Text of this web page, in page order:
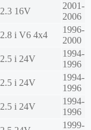
2.3 16V
2001-
2006
2.8 i V6 4x4
1996-
2000
2.5 i 24V
1994-
1996
2.5 i 24V
1994-
1996
2.5 i 24V
1994-
1996
1999-